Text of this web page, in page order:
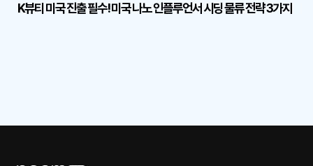
K뷰티 미국 진출 필수! 미국 나노 인플루언서 시딩 물류 전략 3가지